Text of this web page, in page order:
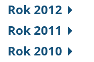
Rok 2012
Rok 2011
Rok 2010